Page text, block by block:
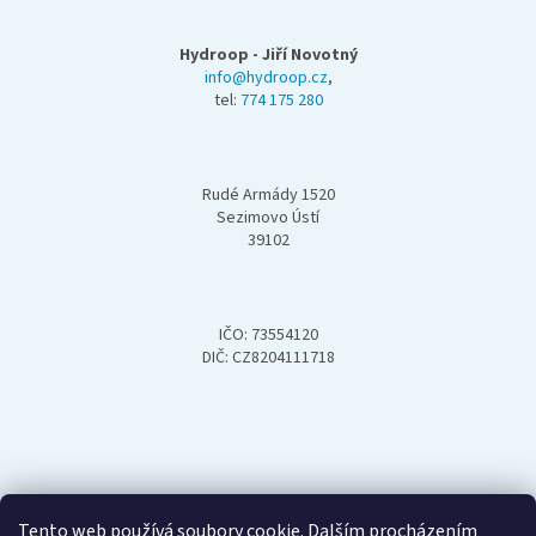
Hydroop - Jiří Novotný
info@hydroop.cz,
tel: 774 175 280
Rudé Armády 1520
Sezimovo Ústí
39102
IČO: 73554120
DIČ: CZ8204111718